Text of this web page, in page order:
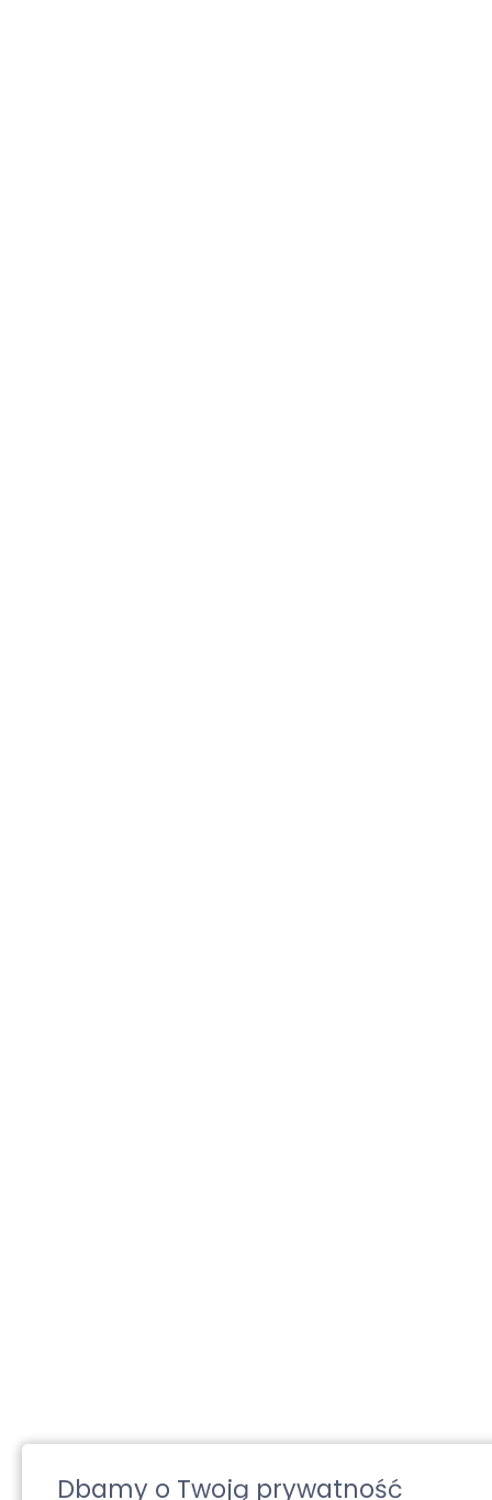
Dbamy o Twoją prywatność